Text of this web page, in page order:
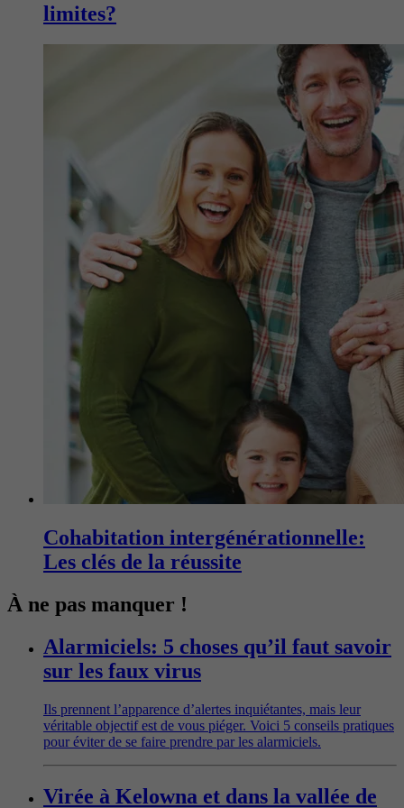
limites?
Cohabitation intergénérationnelle:
Les clés de la réussite
À ne pas manquer !
Alarmiciels: 5 choses qu’il faut savoir
sur les faux virus
Ils prennent l’apparence d’alertes inquiétantes, mais leur
véritable objectif est de vous piéger. Voici 5 conseils pratiques
pour éviter de se faire prendre par les alarmiciels.
Virée à Kelowna et dans la vallée de